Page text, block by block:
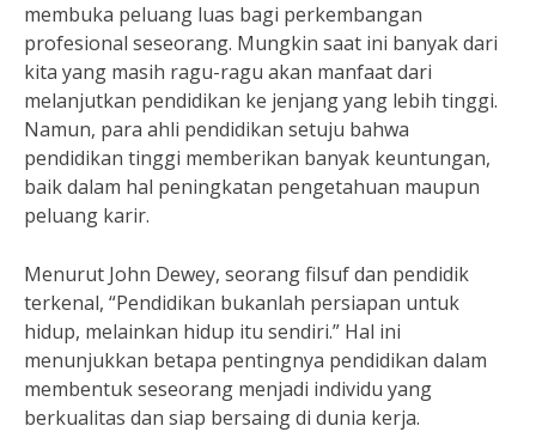
membuka peluang luas bagi perkembangan
profesional seseorang. Mungkin saat ini banyak dari
kita yang masih ragu-ragu akan manfaat dari
melanjutkan pendidikan ke jenjang yang lebih tinggi.
Namun, para ahli pendidikan setuju bahwa
pendidikan tinggi memberikan banyak keuntungan,
baik dalam hal peningkatan pengetahuan maupun
peluang karir.
Menurut John Dewey, seorang filsuf dan pendidik
terkenal, “Pendidikan bukanlah persiapan untuk
hidup, melainkan hidup itu sendiri.” Hal ini
menunjukkan betapa pentingnya pendidikan dalam
membentuk seseorang menjadi individu yang
berkualitas dan siap bersaing di dunia kerja.